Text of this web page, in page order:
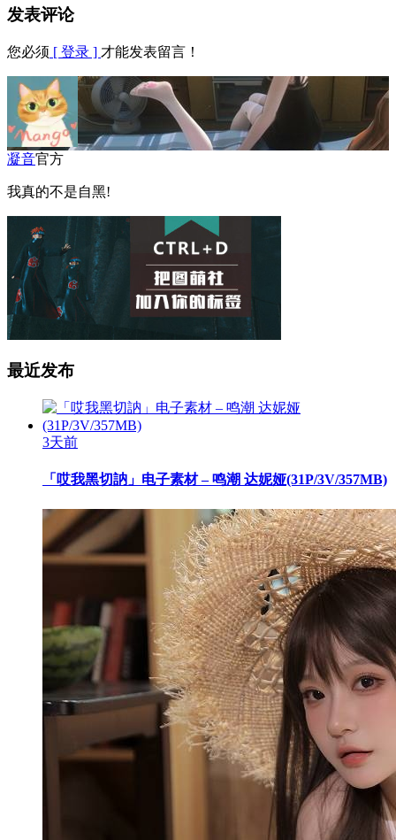
发表评论
您必须 [ 登录 ] 才能发表留言！
凝音官方
我真的不是自黑!
最近发布
3天前
「哎我黑切訥」电子素材 – 鸣潮 达妮娅(31P/3V/357MB)